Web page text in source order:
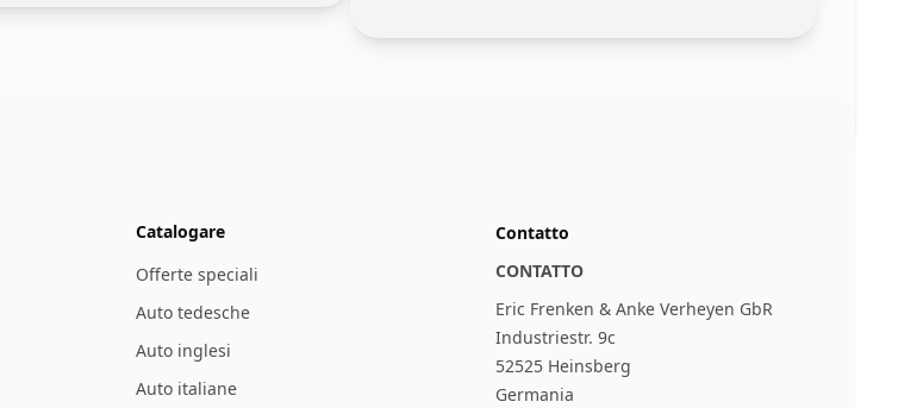
Catalogare
Offerte speciali
Auto tedesche
Auto inglesi
Auto italiane
Contatto
CONTATTO
Eric Frenken & Anke Verheyen GbR
Industriestr. 9c
52525 Heinsberg
Germania